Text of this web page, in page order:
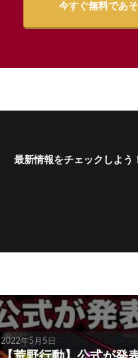
今すぐ無料であ
最新情報をチェックしよう
2022年5月5日